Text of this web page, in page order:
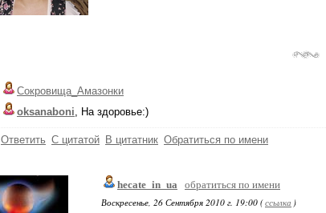
Сокровища_Амазонки
oksanaboni, На здоровье:)
Ответить С цитатой В цитатник Обратиться по имени
hecate_in_ua
обратиться по имени
Воскресенье, 26 Сентября 2010 г. 19:00 (ссылка )